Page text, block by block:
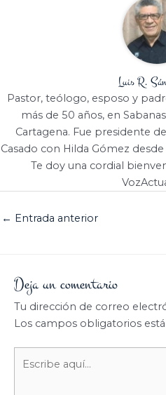
Luis R.
Pastor, teólogo, esposo y
más de 50 años, en
Cartagena. Fue presidente
Casado con Hilda Gómez
Te doy una cordial
← Entrada anterior
Deja un comentario
Tu dirección de correo
Los campos obligatorios
aquí...